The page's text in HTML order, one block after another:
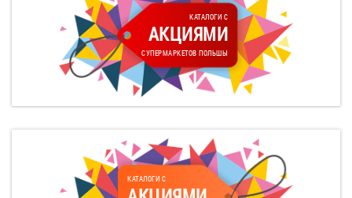
КАТАЛОГИ С
АКЦИЯМИ
СУПЕРМАРКЕТОВ ПОЛЬШЫ
КАТАЛОГИ С